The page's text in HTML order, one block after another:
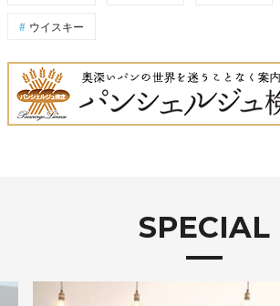
ウイスキー
SPECIAL